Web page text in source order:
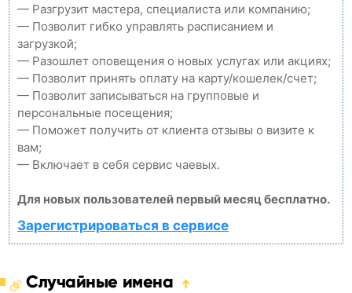
— Разгрузит мастера, специалиста или компанию;
— Позволит гибко управлять расписанием и
загрузкой;
— Разошлет оповещения о новых услугах или акциях;
— Позволит принять оплату на карту/кошелек/счет;
— Позволит записываться на групповые и
персональные посещения;
— Поможет получить от клиента отзывы о визите к
вам;
— Включает в себя сервис чаевых.
Для новых пользователей первый месяц бесплатно.
Зарегистрироваться в сервисе
Случайные имена ➔